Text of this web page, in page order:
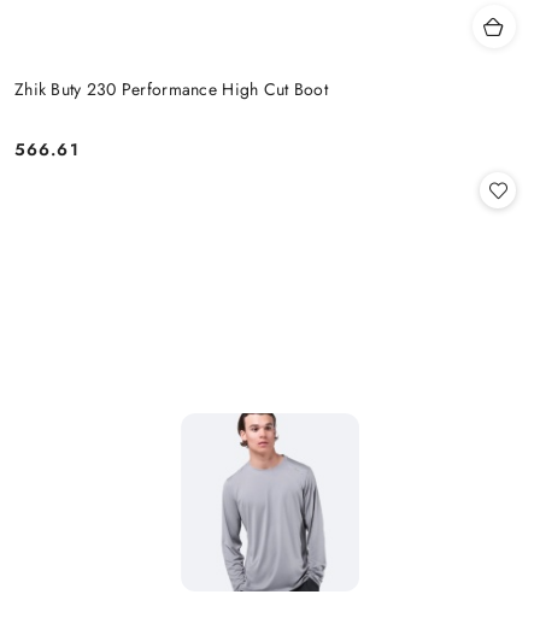
Zhik Buty 230 Performance High Cut Boot
Cena:
566.61